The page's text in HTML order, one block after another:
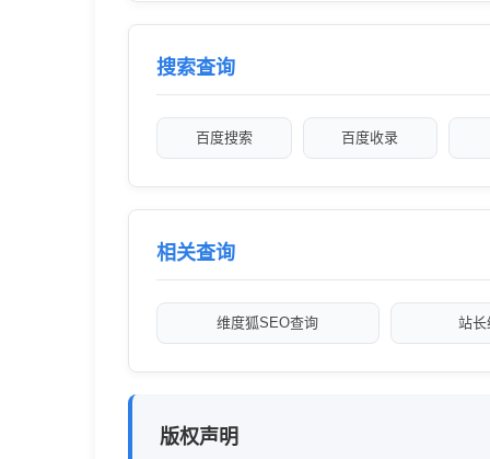
搜索查询
百度搜索 百度收录
相关查询
维度狐SEO查询 站
版权声明